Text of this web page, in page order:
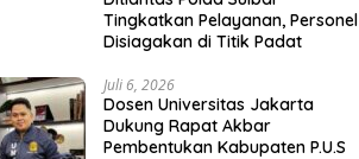
Tingkatkan Pelayanan, Personel
Disiagakan di Titik Padat
Juli 6, 2026
Dosen Universitas Jakarta
Dukung Rapat Akbar
Pembentukan Kabupaten P.U.S